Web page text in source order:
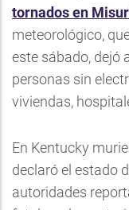
tornados en
meteorológico,
este sábado, dejó
personas sin
viviendas,
En Kentucky
declaró el estado
autoridades